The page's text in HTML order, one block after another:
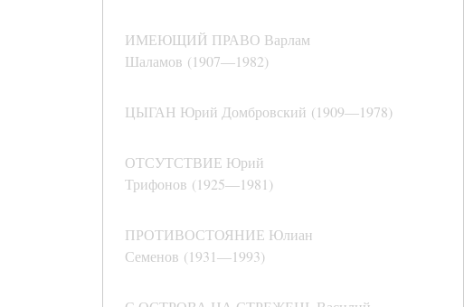
ИМЕЮЩИЙ ПРАВО Варлам
Шаламов (1907―1982)
ЦЫГАН Юрий Домбровский (1909―1978)
ОТСУТСТВИЕ Юрий
Трифонов (1925―1981)
ПРОТИВОСТОЯНИЕ Юлиан
Семенов (1931―1993)